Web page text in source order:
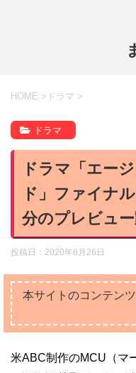
HOME > ドラマ >
ドラマ
ドラマ「エー
ド」ファイナ
分のプレビュ
投稿日： 2020年6月26日
本サイトのコンテン
米ABC制作のMCU（マ